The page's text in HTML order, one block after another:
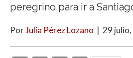
peregrino para ir a
PorJulia Pérez Lozano | 29